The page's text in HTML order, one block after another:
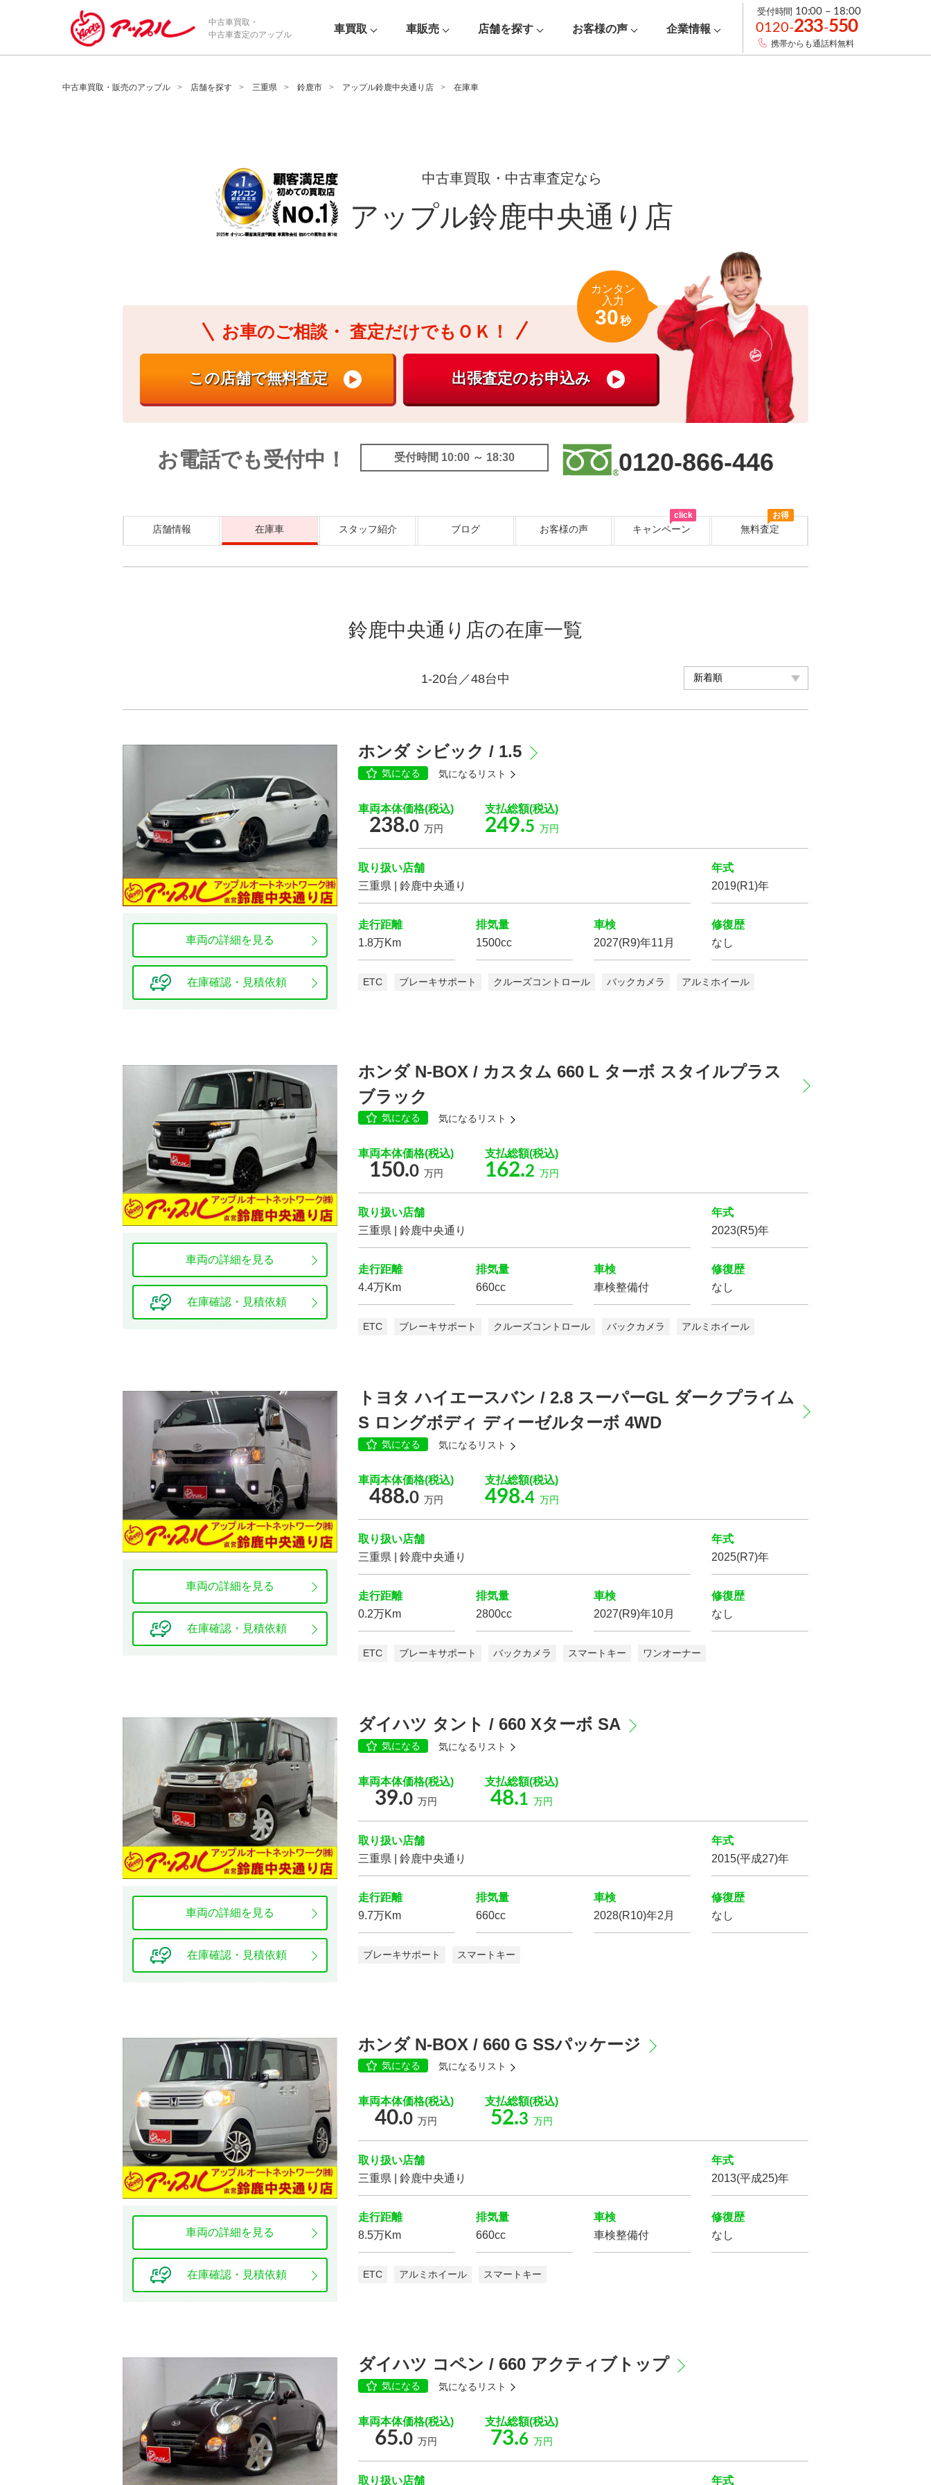
/*ABテスト_新規査定フォームの為のCVボタン*/
中古車買取・
中古車査定のアップル
車買取 車販売 店舗を探す お客様の声 企業情報
受付時間 10:00 – 18:00
0120-233-550
携帯からも通話料無料
中古車買取・販売のアップル 店舗を探す 三重県 鈴鹿市 アップル鈴鹿中央通り店 在庫車
中古車買取・中古車査定なら
アップル鈴鹿中央通り店
お車のご相談・ 査定だけでもＯＫ！
カンタン
入力
30秒
お電話でも受付中！ 受付時間 10:00 ～ 18:30 0120-866-446
店舗情報 在庫車 スタッフ紹介 ブログ お客様の声 キャンペーン
お得
無料査定
click
鈴鹿中央通り店の在庫一覧
1-20台／48台中
年式 車体の色
価格
車検の残り 排気量
こだわりの条件
修復歴
ミッション 駆動方式
エンジン種別 乗車定員
オーディオ関連
キーレス エントリー
エアコン Wエアコン ETC 盗難防止装置
安全装置・サポート
ABS
障害物センサー 運転席エアバッグ 助手席エアバッグ
カーテンエアバッグ フロントカメラ サイドカメラ バックカメラ
全周囲カメラ
環境装備・福祉装備
アイドリングストップ
シート関連
フルフラット 3列シート ウォークスルー
本革シート ベンチシート 電動シート オットマン
シートエアコン
該当車 168台
設定をクリア
ホンダ シビック / 1.5
気になる 気になるリスト
車両本体価格(税込)
238.0 万円
支払総額(税込)
249.5 万円
取り扱い店舗
三重県 | 鈴鹿中央通り
年式
2019(R1)年
走行距離
1.8万Km
排気量
1500cc
車検
2027(R9)年11月
修復歴
なし
ETC ブレーキサポート クルーズコントロール バックカメラ アルミホイール
車両の詳細を見る
在庫確認・見積依頼
ホンダ N-BOX / カスタム 660 L ターボ スタイルプラス
ブラック
気になる 気になるリスト
車両本体価格(税込)
150.0 万円
支払総額(税込)
162.2 万円
取り扱い店舗
三重県 | 鈴鹿中央通り
年式
2023(R5)年
走行距離
4.4万Km
排気量
660cc
車検
車検整備付
修復歴
なし
ETC ブレーキサポート クルーズコントロール バックカメラ アルミホイール
車両の詳細を見る
在庫確認・見積依頼
トヨタ ハイエースバン / 2.8 スーパーGL ダークプライム
S ロングボディ ディーゼルターボ 4WD
気になる 気になるリスト
車両本体価格(税込)
488.0 万円
支払総額(税込)
498.4 万円
取り扱い店舗
三重県 | 鈴鹿中央通り
年式
2025(R7)年
走行距離
0.2万Km
排気量
2800cc
車検
2027(R9)年10月
修復歴
なし
ETC ブレーキサポート バックカメラ スマートキー ワンオーナー
車両の詳細を見る
在庫確認・見積依頼
ダイハツ タント / 660 Xターボ SA
気になる 気になるリスト
車両本体価格(税込)
39.0 万円
支払総額(税込)
48.1 万円
取り扱い店舗
三重県 | 鈴鹿中央通り
年式
2015(平成27)年
走行距離
9.7万Km
排気量
660cc
車検
2028(R10)年2月
修復歴
なし
ブレーキサポート スマートキー
車両の詳細を見る
在庫確認・見積依頼
ホンダ N-BOX / 660 G SSパッケージ
気になる 気になるリスト
車両本体価格(税込)
40.0 万円
支払総額(税込)
52.3 万円
取り扱い店舗
三重県 | 鈴鹿中央通り
年式
2013(平成25)年
走行距離
8.5万Km
排気量
660cc
車検
車検整備付
修復歴
なし
ETC アルミホイール スマートキー
車両の詳細を見る
在庫確認・見積依頼
ダイハツ コペン / 660 アクティブトップ
気になる 気になるリスト
車両本体価格(税込)
65.0 万円
支払総額(税込)
73.6 万円
取り扱い店舗 年式